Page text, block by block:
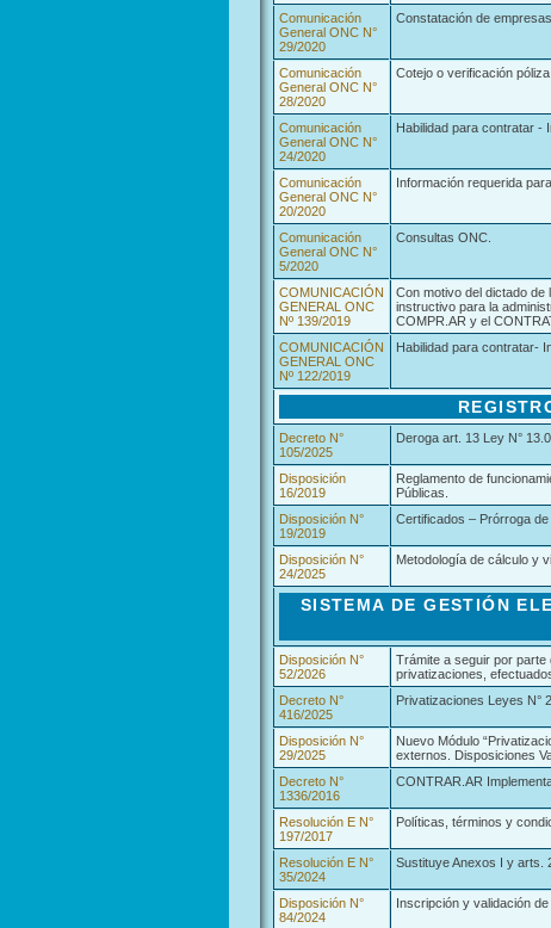
Comunicación
General ONC N°
29/2020
Constatación de
Comunicación
General ONC N°
28/2020
Cotejo o verificación
Comunicación
General ONC N°
24/2020
Habilidad para contratar -
Comunicación
General ONC N°
20/2020
Información requerida
Comunicación
General ONC N°
5/2020
Consultas ONC.
COMUNICACIÓN
GENERAL ONC
Nº 139/2019
Con motivo del dictado
instructivo para la
COMPR.AR y el
COMUNICACIÓN
GENERAL ONC
Nº 122/2019
Habilidad para contratar-
Decreto N°
105/2025
Deroga art. 13 Ley N°
Disposición
16/2019
Reglamento de
Públicas.
Disposición N°
19/2019
Certificados – Prórroga de
Disposición N°
24/2025
Metodología de cálculo y
SISTEMA DE GESTIÓN
Disposición N°
52/2026
Trámite a seguir por parte
privatizaciones,
Decreto N°
416/2025
Privatizaciones Leyes N°
Disposición N°
29/2025
Nuevo Módulo
externos. Disposiciones
Decreto N°
1336/2016
CONTRAR.AR
Resolución E N°
197/2017
Políticas, términos y
Resolución E N°
35/2024
Sustituye Anexos I y arts.
Disposición N°
84/2024
Inscripción y validación